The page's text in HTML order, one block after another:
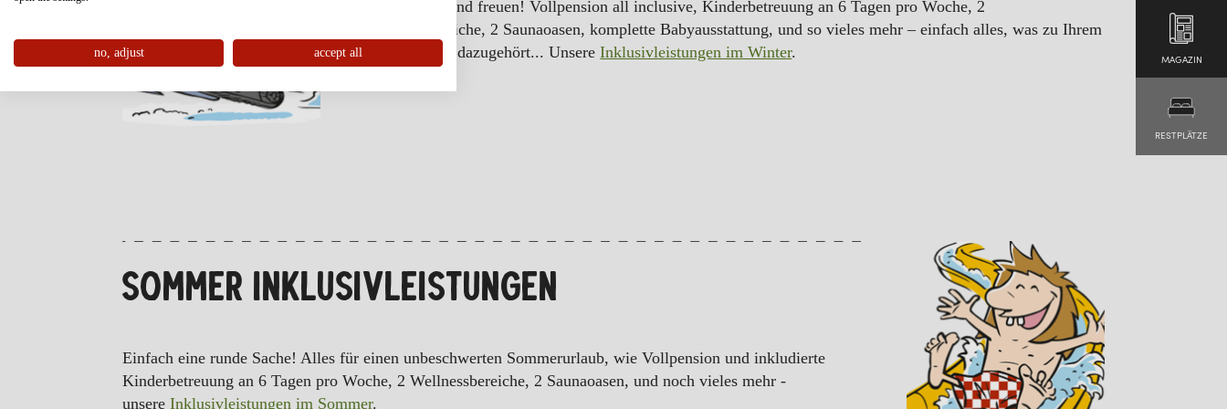
MAGAZIN
RESTPLÄTZE
Ankommen und freuen! Vollpension all inclusive, Kinderbetreuung an 6 Tagen pro Woche, 2
Wellnessbereiche, 2 Saunaoasen, komplette Babyausstattung, und so vieles mehr – einfach alles, was zu Ihrem
Winterurlaub dazugehört... UnsereInklusivleistungen im Winter.
SOMMER INKLUSIVLEISTUNGEN
Einfach eine runde Sache! Alles für einen unbeschwerten Sommerurlaub, wie Vollpension und inkludierte
Kinderbetreuung an 6 Tagen pro Woche, 2 Wellnessbereiche, 2 Saunaoasen, und noch vieles mehr -
unsereInklusivleistungen im Sommer.
no, adjust accept all